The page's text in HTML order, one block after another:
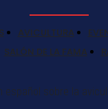
AVICULTURA
SALÓN DE LA FAMA
español sobre la